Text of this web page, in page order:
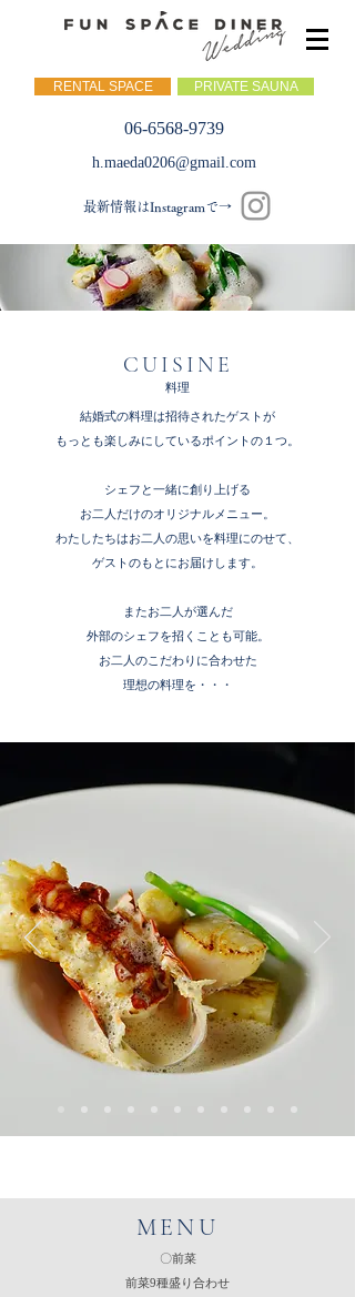
RENTAL SPACE PRIVATE SAUNA
06-6568-9739
最新情報はInstagramで→
h.maeda0206@gmail.com
​CUISINE
​料理
結婚式の料理は招待されたゲストが
もっとも楽しみにしているポイントの１つ。
シェフと一緒に創り上げる
お二人だけのオリジナルメニュー。
わたしたちはお二人の思いを料理にのせて、
ゲストのもとにお届けします。
またお二人が選んだ
外部のシェフを招くことも可能。
お二人のこだわりに合わせた
理想の料理を・・・
MENU
〇前菜
前菜9種盛り合わせ